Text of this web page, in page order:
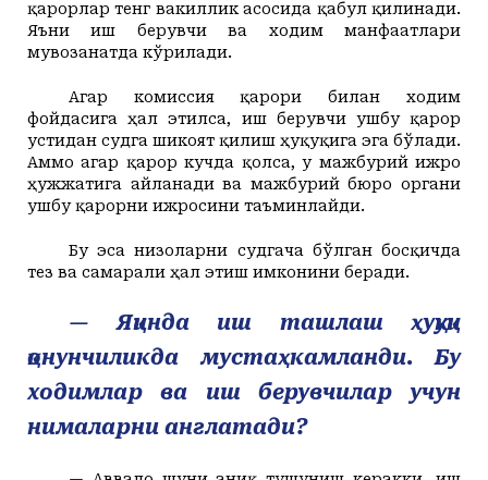
қарорлар тенг вакиллик асосида қабул қилинади.
Яъни иш берувчи ва ходим манфаатлари
мувозанатда кўрилади.
Агар комиссия қарори билан ходим
фойдасига ҳал этилса, иш берувчи ушбу қарор
устидан судга шикоят қилиш ҳуқуқига эга бўлади.
Аммо агар қарор кучда қолса, у мажбурий ижро
ҳужжатига айланади ва мажбурий бюро органи
ушбу қарорни ижросини таъминлайди.
Бу эса низоларни судгача бўлган босқичда
тез ва самарали ҳал этиш имконини беради.
— Яқинда иш ташлаш ҳуқуқи
қонунчиликда мустаҳкамланди. Бу
ходимлар ва иш берувчилар учун
нималарни англатади?